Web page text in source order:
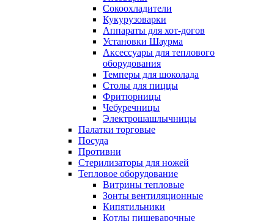
Сокоохладители
Кукурузоварки
Аппараты для хот-догов
Установки Шаурма
Аксессуары для теплового
оборудования
Темперы для шоколада
Столы для пиццы
Фритюрницы
Чебуречницы
Электрошашлычницы
Палатки торговые
Посуда
Противни
Стерилизаторы для ножей
Тепловое оборудование
Витрины тепловые
Зонты вентиляционные
Кипятильники
Котлы пищеварочные